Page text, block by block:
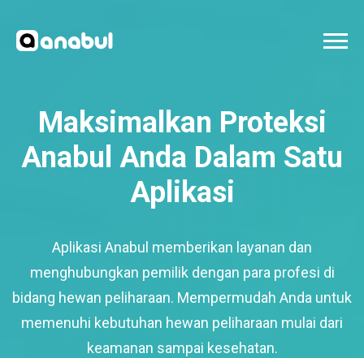
Maksimalkan Proteksi
Anabul Anda Dalam Satu
Aplikasi
Aplikasi Anabul memberikan layanan dan
menghubungkan pemilik dengan para profesi di
bidang hewan peliharaan. Mempermudah Anda untuk
memenuhi kebutuhan hewan peliharaan mulai dari
keamanan sampai kesehatan.